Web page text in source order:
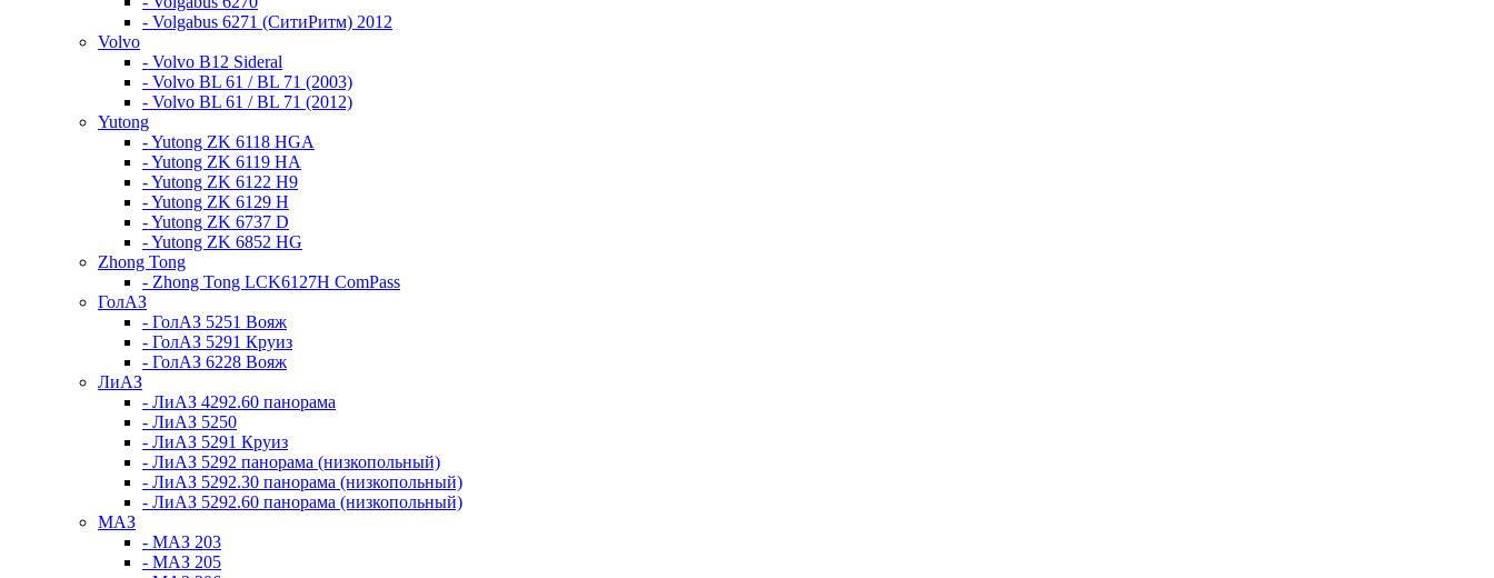
- Volgabus 6271 (СитиРитм) 2012
Volvo
- Volvo B12 Sideral
- Volvo BL 61 / BL 71 (2003)
- Volvo BL 61 / BL 71 (2012)
Yutong
- Yutong ZK 6118 HGA
- Yutong ZK 6119 HA
- Yutong ZK 6122 H9
- Yutong ZK 6129 H
- Yutong ZK 6737 D
- Yutong ZK 6852 HG
Zhong Tong
- Zhong Tong LCK6127H ComPass
ГолАЗ
- ГолАЗ 5251 Вояж
- ГолАЗ 5291 Круиз
- ГолАЗ 6228 Вояж
ЛиАЗ
- ЛиАЗ 4292.60 панорама
- ЛиАЗ 5250
- ЛиАЗ 5291 Круиз
- ЛиАЗ 5292 панорама (низкопольный)
- ЛиАЗ 5292.30 панорама (низкопольный)
- ЛиАЗ 5292.60 панорама (низкопольный)
МАЗ
- МАЗ 203
- МАЗ 205